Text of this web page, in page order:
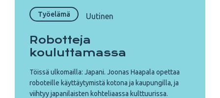
Työelämä Uutinen
Robotteja
kouluttamassa
Töissä ulkomailla: Japani. Joonas Haapala opettaa
roboteille käyttäytymistä kotona ja kaupungilla, ja
viihtyy japanilaisten kohteliaassa kulttuurissa.